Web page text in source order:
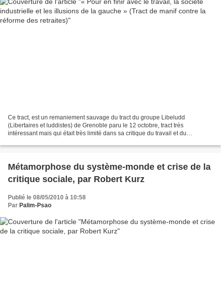
Ce tract, est un remaniement sauvage du tract du groupe Libeludd
(Libertaires et luddistes) de Grenoble paru le 12 octobre, tract très
intéressant mais qui était très limité dans sa critique du travail et du
Métamorphose du système-monde et crise de la
critique sociale, par Robert Kurz
Publié le 08/05/2010 à 10:58
Par Palim-Psao